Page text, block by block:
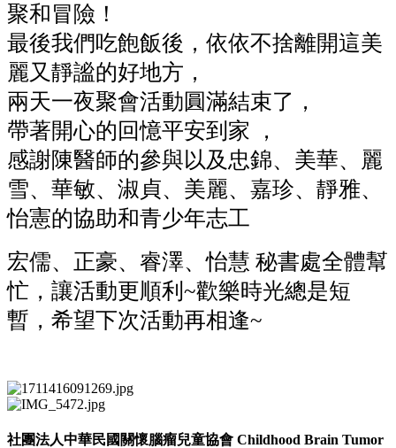
聚和冒險！
最後我們吃飽飯後，依依不捨離開這美
麗又靜謐的好地方，
兩天一夜聚會活動圓滿結束了，
帶著開心的回憶平安到家 ，
感謝陳醫師的參與以及忠錦、美華、麗
雪、華敏、淑貞、美麗、嘉珍、靜雅、
怡憲的協助和青少年志工
宏儒、正豪、睿澤、怡慧 秘書處全體幫
忙，讓活動更順利~歡樂時光總是短
暫，希望下次活動再相逢~
社團法人中華民國關懷腦瘤兒童協會 Childhood Brain Tumor